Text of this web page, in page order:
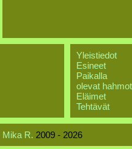
Yleistiedot
Esineet
Paikalla
olevat hahmot
Eläimet
Tehtävät
Mika R. 2009 - 2026